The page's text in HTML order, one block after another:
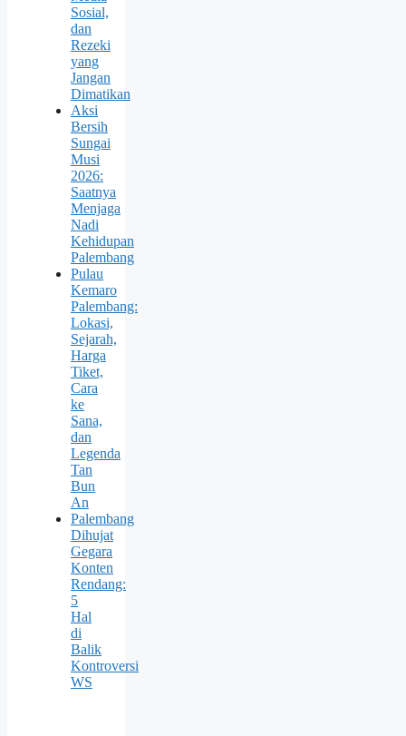
Sosial,
dan
Rezeki
yang
Jangan
Dimatikan
Aksi
Bersih
Sungai
Musi
2026:
Saatnya
Menjaga
Nadi
Kehidupan
Palembang
Pulau
Kemaro
Palembang:
Lokasi,
Sejarah,
Harga
Tiket,
Cara
ke
Sana,
dan
Legenda
Tan
Bun
An
Palembang
Dihujat
Gegara
Konten
Rendang:
5
Hal
di
Balik
Kontroversi
WS